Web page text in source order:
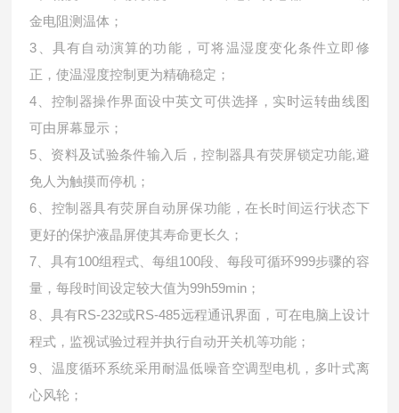
金电阻测温体；
3、具有自动演算的功能，可将温湿度变化条件立即修
正，使温湿度控制更为精确稳定；
4、控制器操作界面设中英文可供选择，实时运转曲线图
可由屏幕显示；
5、资料及试验条件输入后，控制器具有荧屏锁定功能,避
免人为触摸而停机；
6、控制器具有荧屏自动屏保功能，在长时间运行状态下
更好的保护液晶屏使其寿命更长久；
7、具有100组程式、每组100段、每段可循环999步骤的容
量，每段时间设定较大值为99h59min；
8、具有RS-232或RS-485远程通讯界面，可在电脑上设计
程式，监视试验过程并执行自动开关机等功能；
9、温度循环系统采用耐温低噪音空调型电机，多叶式离
心风轮；